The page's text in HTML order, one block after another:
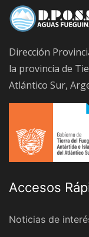
Dirección
la provincia de
Atlántico Sur,
Accesos
Noticias de